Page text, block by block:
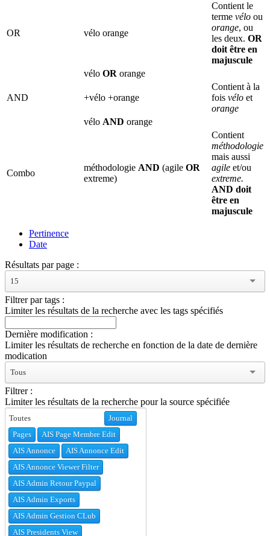
OR vélo orange
Contient le
terme vélo ou
orange, ou
les deux. OR
doit être en
majuscule
vélo OR orange
AND +vélo +orange
Contient à la
fois vélo et
orange
vélo AND orange
Combo
méthodologie AND (agile OR
extreme)
Contient
méthodologie
mais aussi
agile et/ou
extreme.
AND doit
être en
majuscule
Pertinence
Date
Résultats par page :
15
Filtrer par tags :
Limiter les résultats de la recherche avec les tags spécifiés
Dernière modification :
Limiter les résultats de recherche en fonction de la date de dernière
modication
Tous
Filtrer :
Limiter les résultats de la recherche pour la source spécifiée
Journal
Pages
AIS Page Membre Edit
AIS Annonce
AIS Annonce Edit
AIS Annonce Viewer Filter
AIS Admin Retour Paypal
AIS Admin Exports
AIS Admin Gestion CLub
AIS Presidents View